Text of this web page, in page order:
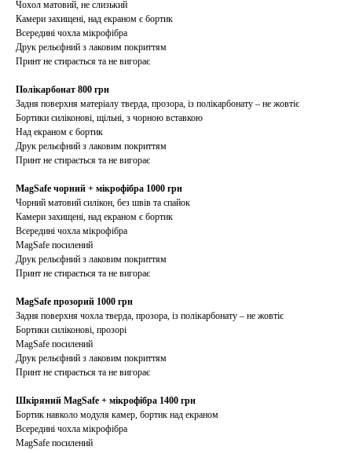
Чохол матовий, не слизький
Камери захищені, над екраном є бортик
Всередині чохла мікрофібра
Друк рельєфний з лаковим покриттям
Принт не стирається та не вигорає
Полікарбонат 800 грн
Задня поверхня матеріалу тверда, прозора, із полікарбонату – не жовтіє
Бортики силіконові, щільні, з чорною вставкою
Над екраном є бортик
Друк рельєфний з лаковим покриттям
Принт не стирається та не вигорає
MagSafe чорний + мікрофібра 1000 грн
Чорний матовий силікон, без швів та спайок
Камери захищені, над екраном є бортик
Всередині чохла мікрофібра
MagSafe посилений
Друк рельєфний з лаковим покриттям
Принт не стирається та не вигорає
MagSafe прозорий 1000 грн
Задня поверхня чохла тверда, прозора, із полікарбонату – не жовтіє
Бортики силіконові, прозорі
MagSafe посилений
Друк рельєфний з лаковим покриттям
Принт не стирається та не вигорає
Шкіряний MagSafe + мікрофібра 1400 грн
Бортик навколо модуля камер, бортик над екраном
Всередині чохла мікрофібра
MagSafe посилений